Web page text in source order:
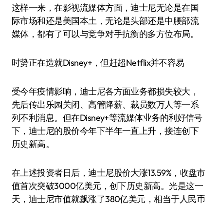
这样一来，在影视流媒体方面，迪士尼无论是在国
际市场和还是美国本土，无论是头部还是中腰部流
媒体，都有了可以与竞争对手抗衡的多方位布局。
时势正在造就Disney+，但赶超Netflix并不容易
受今年疫情影响，迪士尼各方面业务都损失较大，
先后传出乐园关闭、高管降薪、裁员数万人等一系
列不利消息。但在Disney+等流媒体业务的利好信号
下，迪士尼的股价今年下半年一直上升，接连创下
历史新高。
在上述投资者日后，迪士尼股价大涨13.59%，收盘市
值首次突破3000亿美元，创下历史新高。光是这一
天，迪士尼市值就飙涨了380亿美元，相当于人民币